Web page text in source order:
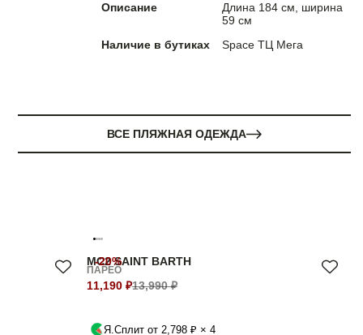
Описание
Длина 184 см, ширина
59 см
Наличие в бутиках
Space ТЦ Мега
ВСЕ ПЛЯЖНАЯ ОДЕЖДА
-20%
MC2 SAINT BARTH
ПАРЕО
11,190 ₽13,990 ₽
Я.Сплит от 2,798 ₽ × 4